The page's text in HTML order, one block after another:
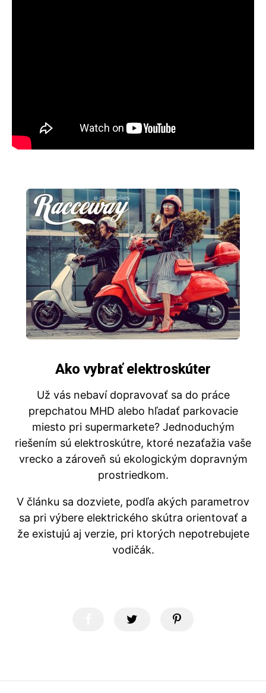
Ako vybrať elektroskúter
Už vás nebaví dopravovať sa do práce
prepchatou MHD alebo hľadať parkovacie
miesto pri supermarkete? Jednoduchým
riešením sú elektroskútre, ktoré nezaťažia vaše
vrecko a zároveň sú ekologickým dopravným
prostriedkom.
V článku sa dozviete, podľa akých parametrov
sa pri výbere elektrického skútra orientovať a
že existujú aj verzie, pri ktorých nepotrebujete
vodičák.